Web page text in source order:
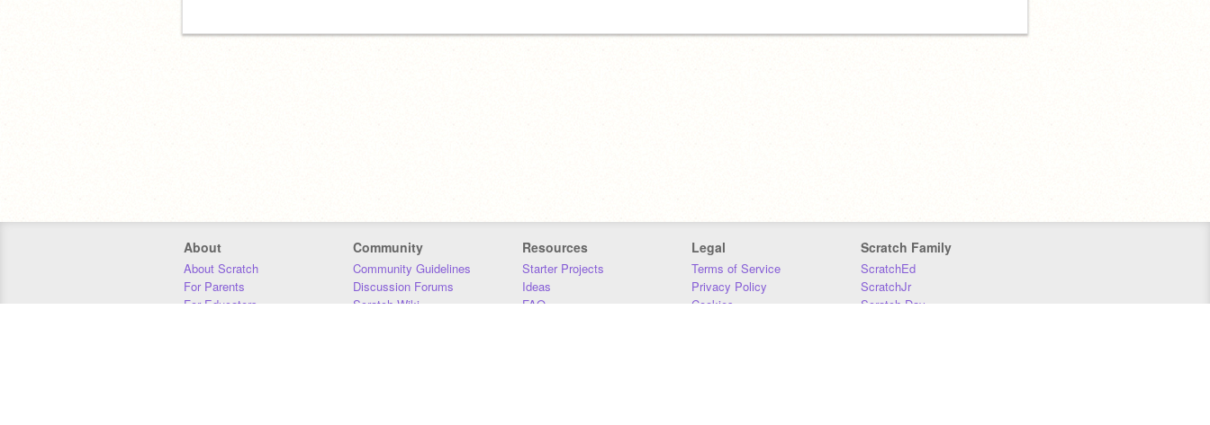
About
About Scratch
For Parents
For Educators
Community
Community Guidelines
Discussion Forums
Scratch Wiki
Resources
Starter Projects
Ideas
FAQ
Legal
Terms of Service
Privacy Policy
Cookies
Scratch Family
ScratchEd
ScratchJr
Scratch Day